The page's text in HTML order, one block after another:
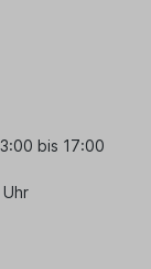
bis 17:00